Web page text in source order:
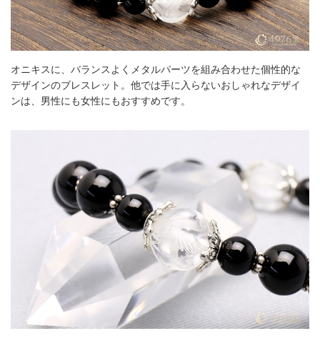
オニキスに、バランスよくメタルパーツを組み合わせた個性的な
デザインのブレスレット。他では手に入らないおしゃれなデザイ
ンは、男性にも女性にもおすすめです。